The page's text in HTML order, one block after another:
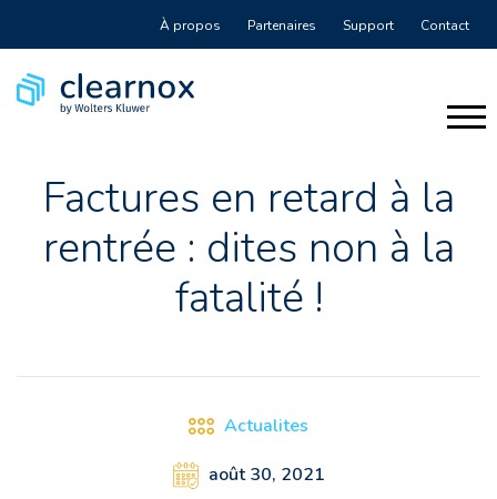
À propos Partenaires Support Contact
Factures en retard à la
rentrée : dites non à la
fatalité !
Actualites
août 30, 2021